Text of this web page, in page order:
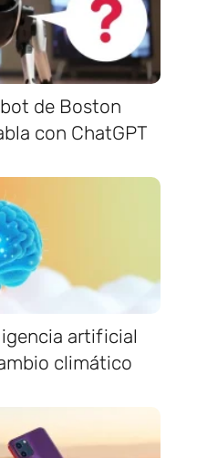
de Boston
con ChatGPT
artificial
climático